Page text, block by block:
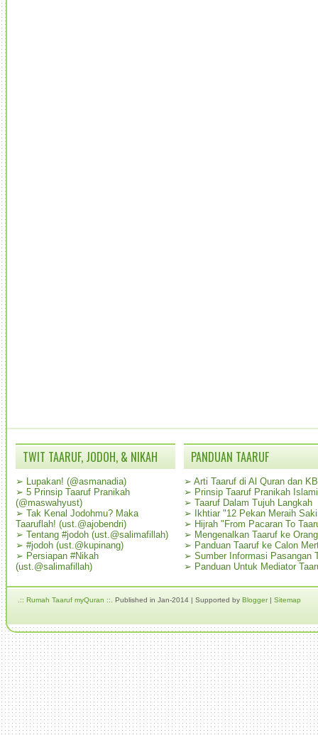
TWIT TAARUF, JODOH, & NIKAH
➢ Lupakan! (@asmanadia)
➢ 5 Prinsip Taaruf Pranikah
(@maswahyust)
➢ Tak Kenal Jodohmu? Maka
Taaruflah! (ust.@ajobendri)
➢ Tentang #jodoh (ust.@salimafillah)
➢ #jodoh (ust.@kupinang)
➢ Persiapan #Nikah
(ust.@salimafillah)
PANDUAN TAARUF
➢ Arti Taaruf di Al Quran dan
➢ Prinsip Taaruf Pranikah Islami
➢ Taaruf Dalam Tujuh Langkah
➢
Ikhtiar "12 Pekan Meraih
➢ Hijrah "From Pacaran To
➢ Mengenalkan Taaruf ke
➢ Panduan Taaruf ke Calon
➢ Sumber Informasi Pasangan
➢ Panduan Untuk Mediator
.:: Rumah Taaruf myQuran ::. Published in Jan-2014 | Supported by Blogger| Sitemap